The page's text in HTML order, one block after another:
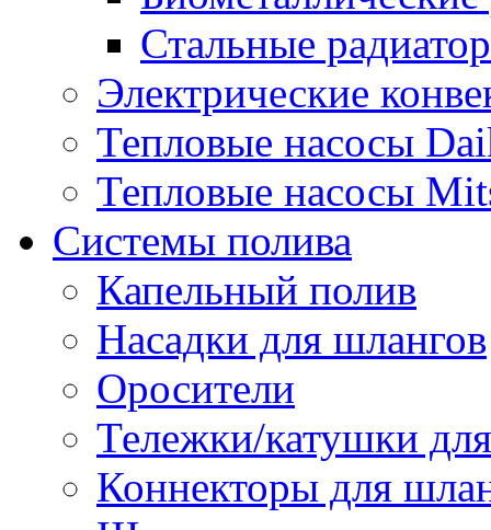
Стальные
Электрические
Тепловые насосы
Тепловые насосы
Системы полива
Капельный полив
Насадки для шлангов
Оросители
Тележки/катушки
Коннекторы для